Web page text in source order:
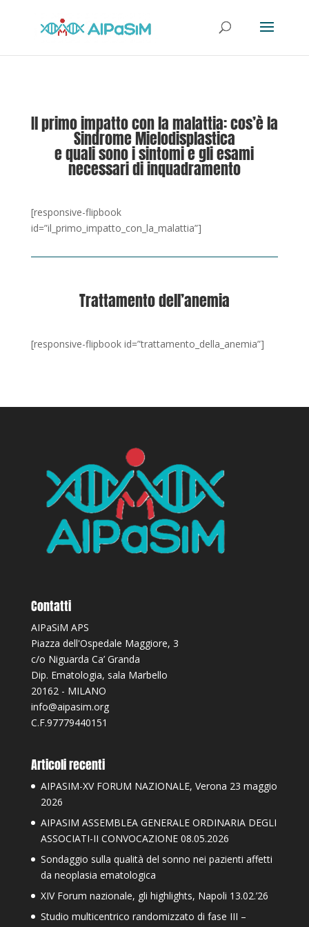
Il primo impatto con la malattia: cos’è la
Sindrome Mielodisplastica
e quali sono i sintomi e gli esami
necessari di inquadramento
[responsive-flipbook
id=”il_primo_impatto_con_la_malattia”]
Trattamento dell’anemia
[responsive-flipbook id=”trattamento_della_anemia”]
Contatti
AIPaSiM APS
Piazza dell'Ospedale Maggiore, 3
c/o Niguarda Ca’ Granda
Dip. Ematologia, sala Marbello
20162 - MILANO
info@aipasim.org
C.F.97779440151
Articoli recenti
AIPASIM-XV FORUM NAZIONALE, Verona 23 maggio
2026
AIPASIM ASSEMBLEA GENERALE ORDINARIA DEGLI
ASSOCIATI-II CONVOCAZIONE 08.05.2026
Sondaggio sulla qualità del sonno nei pazienti affetti
da neoplasia ematologica
XIV Forum nazionale, gli highlights, Napoli 13.02.’26
Studio multicentrico randomizzato di fase III –